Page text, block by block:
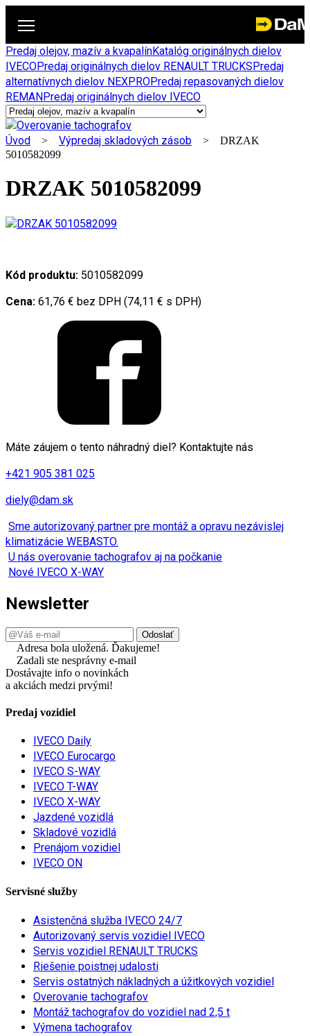
Predaj olejov, mazív a kvapalínKatalóg originálnych dielov
IVECOPredaj originálnych dielov RENAULT TRUCKSPredaj
alternatívnych dielov NEXPROPredaj repasovaných dielov
REMANPredaj originálnych dielov IVECO
Úvod > Výpredaj skladových zásob > DRZAK
5010582099
DRZAK 5010582099
Kód produktu: 5010582099
Cena: 61,76 € bez DPH (74,11 € s DPH)
Máte záujem o tento náhradný diel? Kontaktujte nás
+421 905 381 025
diely@dam.sk
Sme autorizovaný partner pre montáž a opravu nezávislej
klimatizácie WEBASTO.
U nás overovanie tachografov aj na počkanie
Nové IVECO X-WAY
Newsletter
Adresa bola uložená. Ďakujeme!
Zadali ste nesprávny e-mail
Dostávajte info o novinkách
a akciách medzi prvými!
Predaj vozidiel
IVECO Daily
IVECO Eurocargo
IVECO S-WAY
IVECO T-WAY
IVECO X-WAY
Jazdené vozidlá
Skladové vozidlá
Prenájom vozidiel
IVECO ON
Servisné služby
Asistenčná služba IVECO 24/7
Autorizovaný servis vozidiel IVECO
Servis vozidiel RENAULT TRUCKS
Riešenie poistnej udalosti
Servis ostatných nákladných a úžitkových vozidiel
Overovanie tachografov
Montáž tachografov do vozidiel nad 2,5 t
Výmena tachografov